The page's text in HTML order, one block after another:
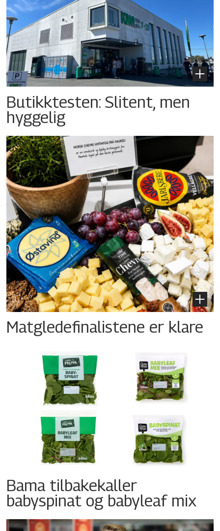
Butikktesten: Slitent, men
hyggelig
Matgledefinalistene er klare
Bama tilbakekaller
babyspinat og babyleaf mix